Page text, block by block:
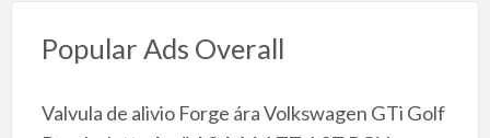
Popular Ads Overall
Valvula de alivio Forge ára Volkswagen GTi Golf